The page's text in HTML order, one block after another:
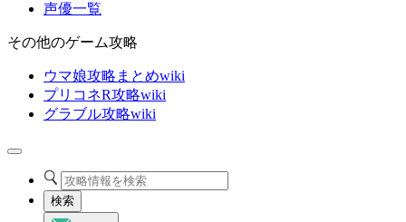
声優一覧
その他のゲーム攻略
ウマ娘攻略まとめwiki
プリコネR攻略wiki
グラブル攻略wiki
検索